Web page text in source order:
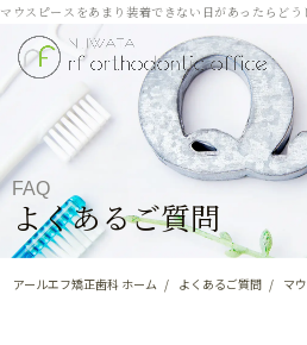
マウスピースをあまり装着できない日があったらど
FAQ
よくあるご質問
アールエフ矯正歯科 ホーム よくあるご質問
マ